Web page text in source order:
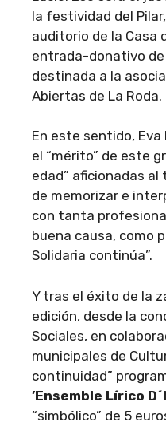
la festividad del
auditorio de la Casa
entrada-donativo de
destinada a la
Abiertas de La Roda.
En este sentido,
el “mérito” de este
edad” aficionadas
de memorizar e
con tanta
buena causa, como
Solidaria continúa”.
Y tras el éxito de la
edición, desde la
Sociales, en
municipales de
continuidad”
’Ensemble Lírico
“simbólico” de 5